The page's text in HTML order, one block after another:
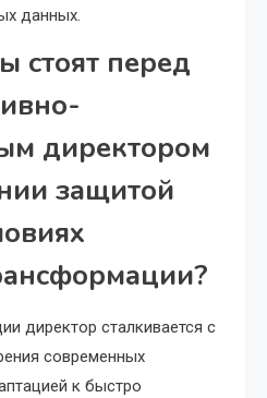
данных.
стоят перед
директором
защитой
директор сталкивается с
современных
к быстро